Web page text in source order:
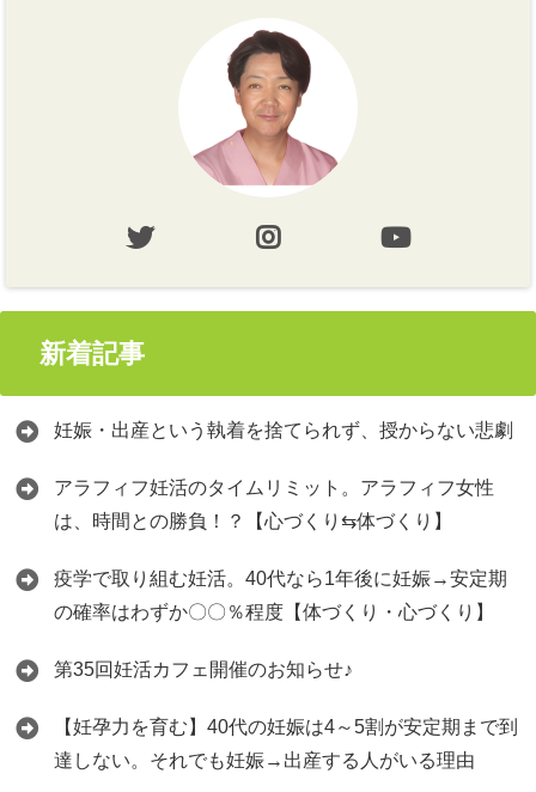
新着記事
妊娠・出産という執着を捨てられず、授からない悲劇
アラフィフ妊活のタイムリミット。アラフィフ女性
は、時間との勝負！？【心づくり⇆体づくり】
疫学で取り組む妊活。40代なら1年後に妊娠→安定期
の確率はわずか〇〇％程度【体づくり・心づくり】
第35回妊活カフェ開催のお知らせ♪
【妊孕力を育む】40代の妊娠は4～5割が安定期まで到
達しない。それでも妊娠→出産する人がいる理由